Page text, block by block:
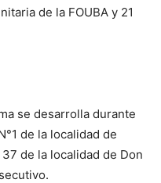
de la FOUBA y 21
se desarrolla durante
de la localidad de
de la localidad de Don